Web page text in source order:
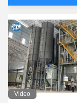
Video